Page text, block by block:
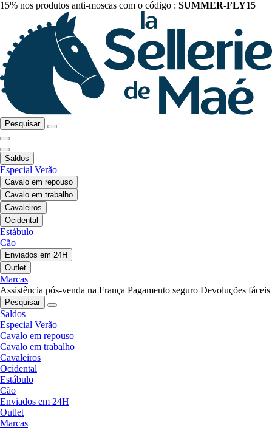
15% nos produtos anti-moscas com o código : SUMMER-FLY15
Pesquisar
Saldos
Especial Verão
Cavalo em repouso
Cavalo em trabalho
Cavaleiros
Ocidental
Estábulo
Cão
Enviados em 24H
Outlet
Marcas
Assistência pós-venda na França Pagamento seguro Devoluções fáceis
Pesquisar
Saldos
Especial Verão
Cavalo em repouso
Cavalo em trabalho
Cavaleiros
Ocidental
Estábulo
Cão
Enviados em 24H
Outlet
Marcas